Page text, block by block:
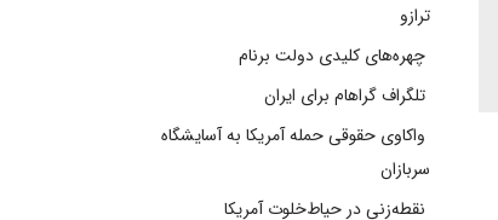
ترازو
چهره‌های کلیدی دولت برنام
تلگراف گراهام برای ایران
واکاوی حقوقی حمله آمریکا به آسایشگاه
سربازان
نقطه‌زنی در حیاط‌خلوت آمریکا